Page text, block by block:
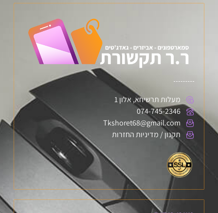
מעלות תרשיחא, אלון 1
074-745-2346
Tkshoret68@gmail.com
תקנון / מדיניות החזרות